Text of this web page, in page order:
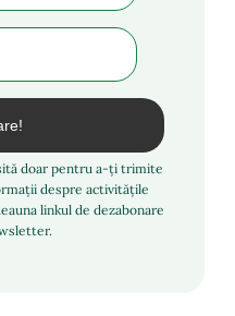
doar pentru a-ți trimite
despre activitățile
linkul de dezabonare